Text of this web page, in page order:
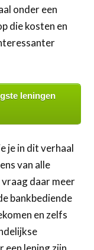
onder een
die kosten en
leningen
je in dit verhaal
van alle
vraag daar meer
bankbediende
en zelfs